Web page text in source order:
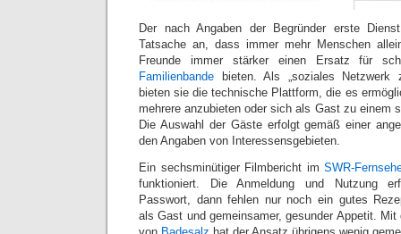
Der nach Angaben der Begründer erste
Tatsache an, dass immer mehr Menschen
Freunde immer stärker einen Ersatz für
Familienbande bieten. Als „soziales Netzwerk
bieten sie die technische Plattform, die es
mehrere anzubieten oder sich als Gast zu einem
Die Auswahl der Gäste erfolgt gemäß einer
den Angaben von Interessensgebieten.
Ein sechsminütiger Filmbericht im SWR-
funktioniert. Die Anmeldung und Nutzung
Passwort, dann fehlen nur noch ein gutes
als Gast und gemeinsamer, gesunder Appetit.